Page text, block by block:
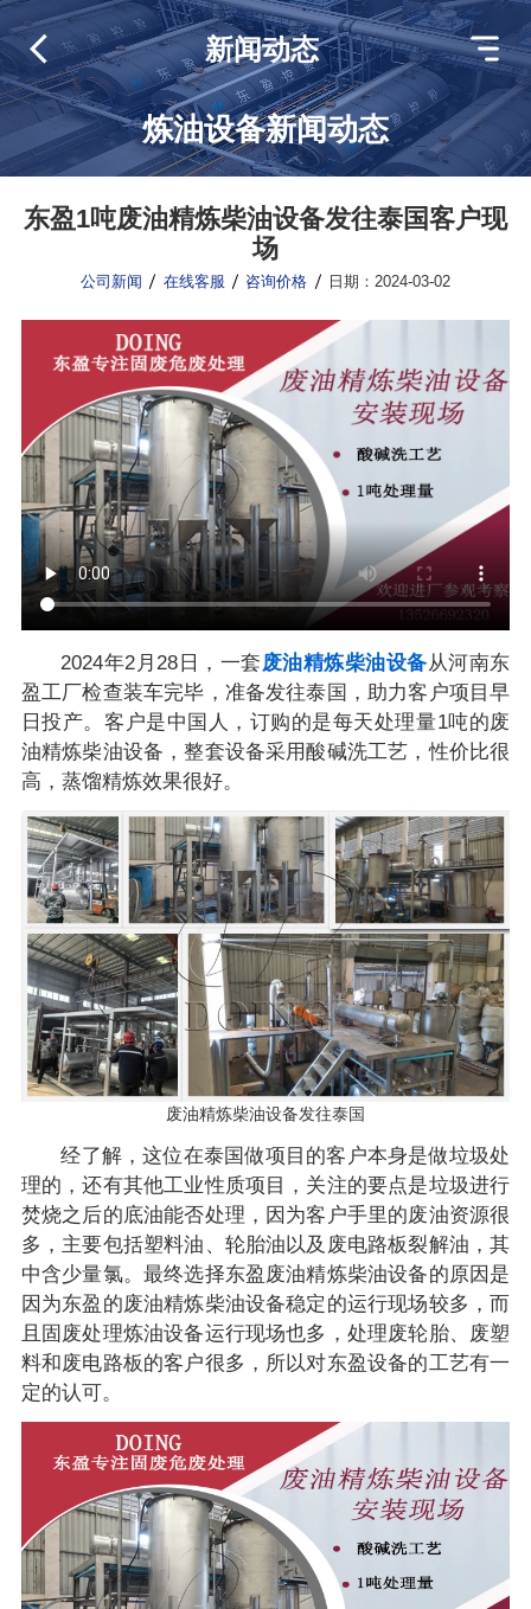
炼油设备新闻动态
新闻动态
东盈1吨废油精炼柴油设备发往泰国客户现
场
公司新闻 在线客服 咨询价格 日期：2024-03-02
2024年2月28日，一套废油精炼柴油设备从河南东
盈工厂检查装车完毕，准备发往泰国，助力客户项目早
日投产。客户是中国人，订购的是每天处理量1吨的废
油精炼柴油设备，整套设备采用酸碱洗工艺，性价比很
高，蒸馏精炼效果很好。
废油精炼柴油设备发往泰国
经了解，这位在泰国做项目的客户本身是做垃圾处
理的，还有其他工业性质项目，关注的要点是垃圾进行
焚烧之后的底油能否处理，因为客户手里的废油资源很
多，主要包括塑料油、轮胎油以及废电路板裂解油，其
中含少量氯。最终选择东盈废油精炼柴油设备的原因是
因为东盈的废油精炼柴油设备稳定的运行现场较多，而
且固废处理炼油设备运行现场也多，处理废轮胎、废塑
料和废电路板的客户很多，所以对东盈设备的工艺有一
定的认可。